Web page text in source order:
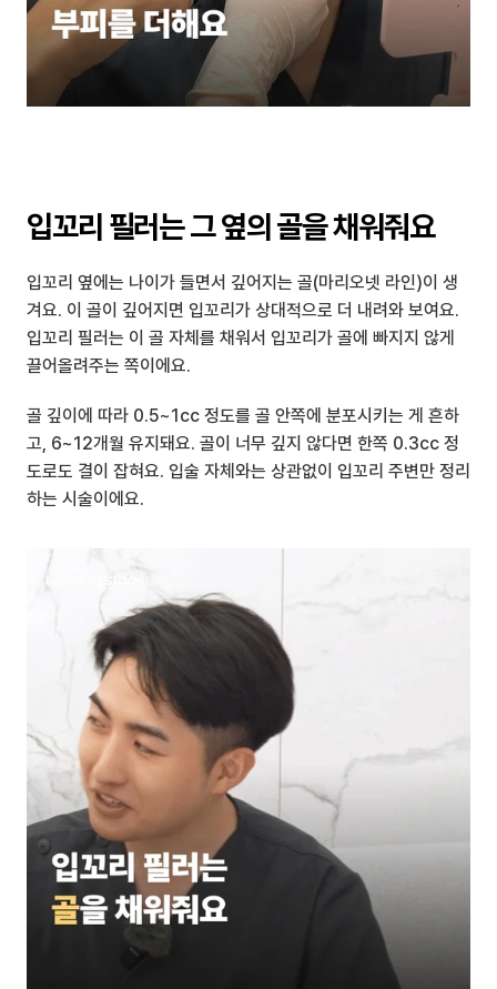
입꼬리 필러는 그 옆의 골을 채워줘요
입꼬리 옆에는 나이가 들면서 깊어지는 골(마리오넷 라인)이 생
겨요. 이 골이 깊어지면 입꼬리가 상대적으로 더 내려와 보여요.
입꼬리 필러는 이 골 자체를 채워서 입꼬리가 골에 빠지지 않게
끌어올려주는 쪽이에요.
골 깊이에 따라 0.5~1cc 정도를 골 안쪽에 분포시키는 게 흔하
고, 6~12개월 유지돼요. 골이 너무 깊지 않다면 한쪽 0.3cc 정
도로도 결이 잡혀요. 입술 자체와는 상관없이 입꼬리 주변만 정리
하는 시술이에요.